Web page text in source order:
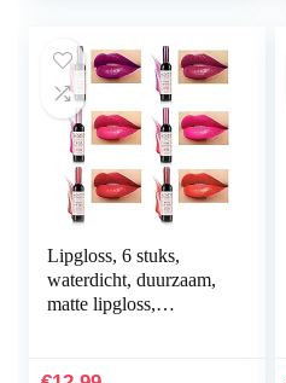
Lipgloss, 6 stuks,
waterdicht, duurzaam,
matte lipgloss,